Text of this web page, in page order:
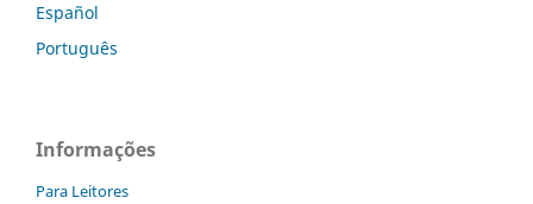
Español
Português
Informações
Para Leitores